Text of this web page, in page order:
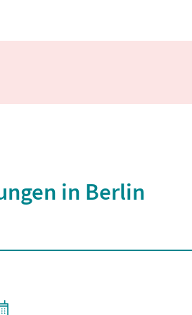
in Berlin
2 Zeichen eingegeben wurden.